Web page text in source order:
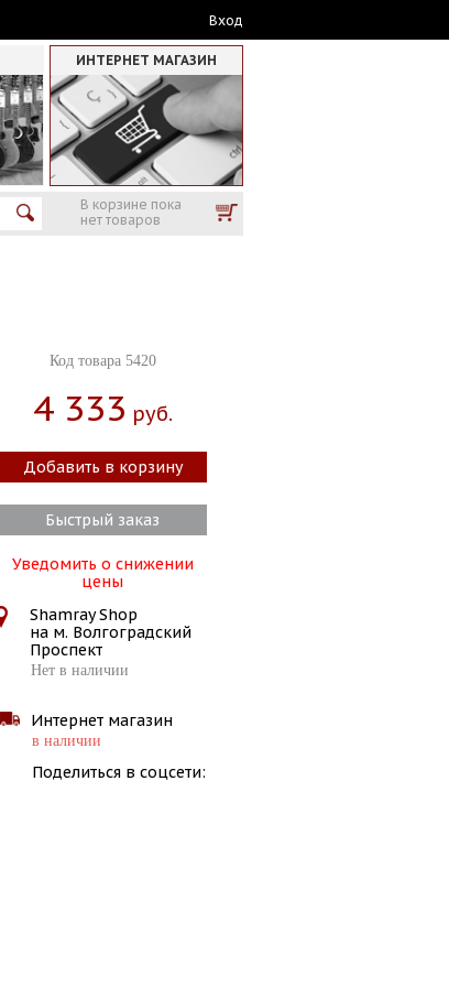
Вход
ИНТЕРНЕТ МАГАЗИН
В корзине пока
нет товаров
Код товара 5420
4 333 Руб.
Добавить в корзину
Быстрый заказ
Уведомить о снижении
цены
Shamray Shop
на м. Волгоградский
Проспект
Нет в наличии
Интернет магазин
в наличии
Поделиться в соцсети: